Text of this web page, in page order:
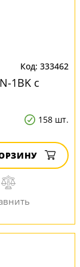
333462
1BK с
158 шт.